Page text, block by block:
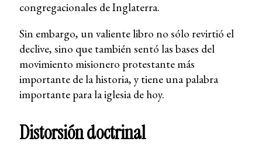
congregacionales de Inglaterra.
Sin embargo, un valiente libro no sólo revirtió el
declive, sino que también sentó las bases del
movimiento misionero protestante más
importante de la historia, y tiene una palabra
importante para la iglesia de hoy.
Distorsión doctrinal